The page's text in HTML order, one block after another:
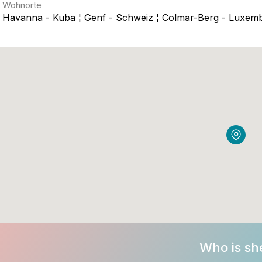
Wohnorte
Havanna - Kuba ¦ Genf - Schweiz ¦ Colmar-Berg -
Who is